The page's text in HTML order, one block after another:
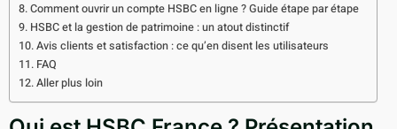
Comment ouvrir un compte HSBC en ligne ? Guide étape par étape
HSBC et la gestion de patrimoine : un atout distinctif
Avis clients et satisfaction : ce qu’en disent les utilisateurs
FAQ
Aller plus loin